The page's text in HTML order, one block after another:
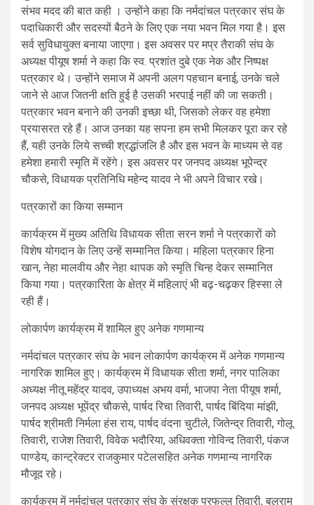
संभव मदद की बात कही । उन्होंने कहा कि नर्मदांचल पत्रकार संघ के
पदाधिकारी और सदस्यों बैठने के लिए एक नया भवन मिल गया है। इस
सर्व सुविधायुक्त बनाया जाएगा। इस अवसर पर मप्र तैराकी संघ के
अध्यक्ष पीयूष शर्मा ने कहा कि स्व. प्रशांत दुबे एक नेक और निष्पक्ष
पत्रकार थे। उन्होंने समाज में अपनी अलग पहचान बनाई, उनके चले
जाने से आज जितनी क्षति हुई है उसकी भरपाई नहीं की जा सकती।
पत्रकार भवन बनाने की उनकी इच्छा थी, जिसको लेकर वह हमेशा
प्रयासरत रहे हैं। आज उनका यह सपना हम सभी मिलकर पूरा कर रहे
हैं, यही उनके लिये सच्ची श्रद्धांजलि है और इस भवन के माध्यम से वह
हमेशा हमारी स्मृति में रहेंगे। इस अवसर पर जनपद अध्यक्ष भूपेन्द्र
चौकसे, विधायक प्रतिनिधि महेन्द यादव ने भी अपने विचार रखे।
पत्रकारों का किया सम्मान
कार्यक्रम में मुख्य अतिथि विधायक सीता सरन शर्मा ने पत्रकारों को
विशेष योगदान के लिए उन्हें सम्मानित किया। महिला पत्रकार हिना
खान, नेहा मालवीय और नेहा थापक को स्मृति चिन्ह देकर सम्मानित
किया गया। पत्रकारिता के क्षेत्र में महिलाएं भी बढ़-चढ़कर हिस्सा ले
रही हैं।
लोकार्पण कार्यक्रम में शामिल हुए अनेक गणमान्य
नर्मदांचल पत्रकार संघ के भवन लोकार्पण कार्यक्रम में अनेक गणमान्य
नागरिक शामिल हुए। कार्यक्रम में विधायक सीता शर्मा, नगर पालिका
अध्यक्ष नीतू महेंद्र यादव, उपाध्यक्ष अभय वर्मा, भाजपा नेता पीयूष शर्मा,
जनपद अध्यक्ष भूपेंद्र चौकसे, पार्षद रिचा तिवारी, पार्षद बिंदिया मांझी,
पार्षद श्रीमती निर्मला हंस राय, पार्षद वंदना चुटीले, जितेन्द्र तिवारी, गोलू
तिवारी, राजेश तिवारी, विवेक भदौरिया, अधिवक्ता गोविन्द तिवारी, पंकज
पाण्डेय, कान्ट्रेक्टर राजकुमार पटेलसहित अनेक गणमान्य नागरिक
मौजूद रहे।
कार्यक्रम में नर्मदांचल पत्रकार संघ के संरक्षक प्रफुल्ल तिवारी, बलराम